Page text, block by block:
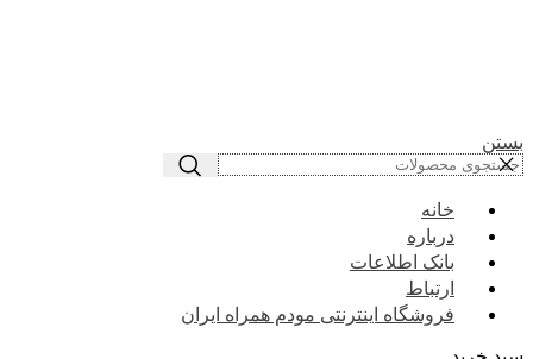
بستن
خانه
درباره
بانک اطلاعات
ارتباط
فروشگاه اینترنتی مودم همراه ایران